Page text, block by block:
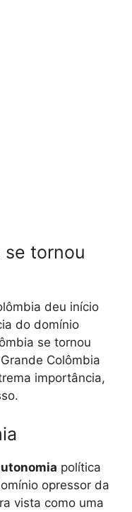
se tornou
deu início
do domínio
se tornou
Colômbia
importância,
política
opressor da
vista como uma